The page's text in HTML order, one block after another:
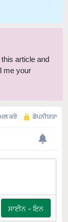
me your